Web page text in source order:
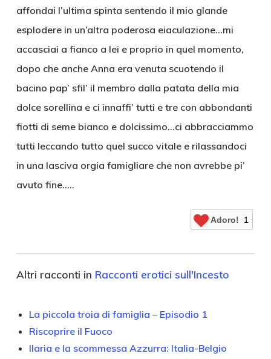
affondai l’ultima spinta sentendo il mio glande
esplodere in un’altra poderosa eiaculazione…mi
accasciai a fianco a lei e proprio in quel momento,
dopo che anche Anna era venuta scuotendo il
bacino pap’ sfil’ il membro dalla patata della mia
dolce sorellina e ci innaffi’ tutti e tre con abbondanti
fiotti di seme bianco e dolcissimo…ci abbracciammo
tutti leccando tutto quel succo vitale e rilassandoci
in una lasciva orgia famigliare che non avrebbe pi’
avuto fine…..
Adoro! 1
Altri racconti in Racconti erotici sull'Incesto
La piccola troia di famiglia – Episodio 1
Riscoprire il Fuoco
Ilaria e la scommessa Azzurra: Italia-Belgio